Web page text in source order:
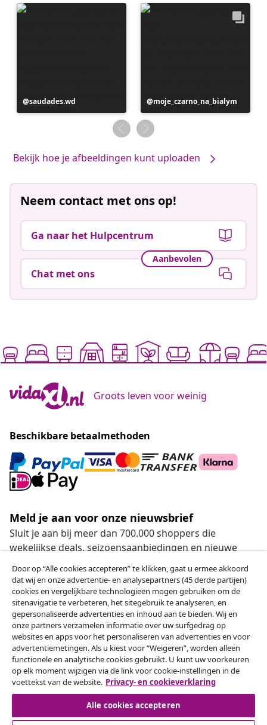
Bericht
gepubliceerd
saudades.wd
Bericht
gepubliceerd
door
moje_czarno_na_bialym
Bekijk hoe je afbeeldingen kunt uploaden
Neem contact met ons op!
Ga naar het Hulpcentrum
Aanbevolen
Chat met ons
Groots leven voor weinig
Beschikbare betaalmethoden
Meld je aan voor onze nieuwsbrief
Sluit je aan bij meer dan 700.000 shoppers die
wekelijkse deals, seizoensaanbiedingen en nieuwe
Onze sociale media
Herroeping van de overeenkomst
Een annulering voor je bestelling indienen
Herroeping van de overeenkomst
Door op “Alle cookies accepteren” te klikken, gaat u ermee akkoord
dat wij en onze advertentie- en analysepartners (45 derde partijen)
cookies en vergelijkbare technologieën mogen gebruiken om de
sitenavigatie te verbeteren, het sitegebruik te analyseren, en
gepersonaliseerde advertenties en inhoud aan te bieden. Wij en
onze partners verzamelen informatie over uw surfgedrag op
websites en apps voor het personaliseren van advertenties en voor
advertentiemetingen. Als u kiest voor “Weigeren”, worden alleen
functionele en analytische cookies gebruikt. U kunt uw voorkeuren
op elk moment wijzigen via de link voor cookie-instellingen in de
voettekst van de website. Privacy- en cookieverklaring
Alle cookies accepteren